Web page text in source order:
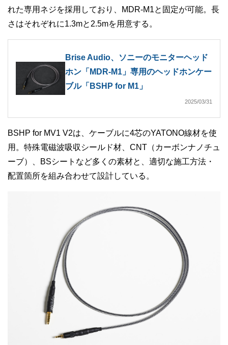
れた専用ネジを採用しており、MDR-M1と固定が可能。長
さはそれぞれに1.3mと2.5mを用意する。
Brise Audio、ソニーのモニターヘッド
ホン「MDR-M1」専用のヘッドホンケー
ブル「BSHP for M1」
2025/03/31
BSHP for MV1 V2は、ケーブルに4芯のYATONO線材を使
用。特殊電磁波吸収シールド材、CNT（カーボンナノチュ
ーブ）、BSシートなど多くの素材と、適切な施工方法・
配置箇所を組み合わせて設計している。